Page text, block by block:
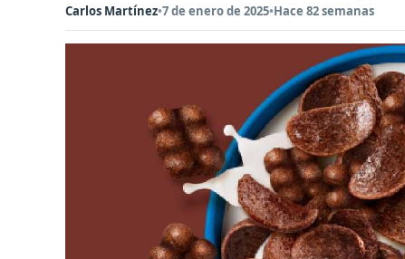
Carlos Martínez•7 de enero de 2025•Hace 82 semanas